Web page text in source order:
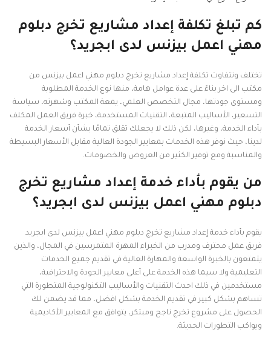
كم تبلغ تكلفة إعداد مشاريع تخرج دبلوم
مهني اعمل بيزنس لدى ابجريد؟
تختلف وتتفاوت تكلفة إعداد مشاريع تخرج دبلوم مهني اعمل بيزنس من
مكتب الى اخر بناءً على عدة عوامل هامة، منها نوع الخدمة المطلوبة
ومستوى جودتها، مجال التخصص العلمي، يمعة المكتب وشهرته، سياسة
التسعير، الأساليب المتبعة، التقنيات المستخدمة، خبرة فريق العمل المكلف
بأداء الخدمة، وغيرها، لكن ذلك لا يجعلك تقلق تمامًا بشأن أسعار الخدمة
لدينا، حيث نوفر هذه الخدمات بمعايير الجودة العالية مقابل الأسعار البسيطة
والمناسبة ومع توفير الكثير من العروض والخصومات.
من يقوم بأداء خدمة إعداد مشاريع تخرج
دبلوم مهني اعمل بيزنس لدى ابجريد؟
يقوم بأداء خدمة إعداد مشاريع تخرج دبلوم مهني اعمل بيزنس لدى ابجريد
فريق عمل محترف ومدرب من الخبراء المهرة المتمرسين في المجال، والذين
يتمتعون بالخبرة الواسعة والمهارة العالية في تقديم جميع الخدمات
التعليمية ولا سيما هذه الخدمة على أعلى معايير الجودة والاحترافية،
مستخدمين في ذلك احدث التقنيات والأساليب التكنولوجية المتطورة التي
تساهم بشكل كبير في تقديم الخدمة بشكل افضل، مما قد يضمن لك
الحصول على مشروع تخرج ناجح ومبتكر، يتوافق مع المعايير الأكاديمية
ويواكب التطورات الحديثة.